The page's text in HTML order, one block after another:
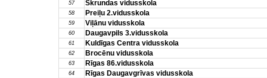
57 Skrundas vidusskola
58 Preiļu 2.vidusskola
59 Viļānu vidusskola
60 Daugavpils 3.vidusskola
61 Kuldīgas Centra vidusskola
62 Brocēnu vidusskola
63 Rīgas 86.vidusskola
64 Rīgas Daugavgrīvas vidusskola